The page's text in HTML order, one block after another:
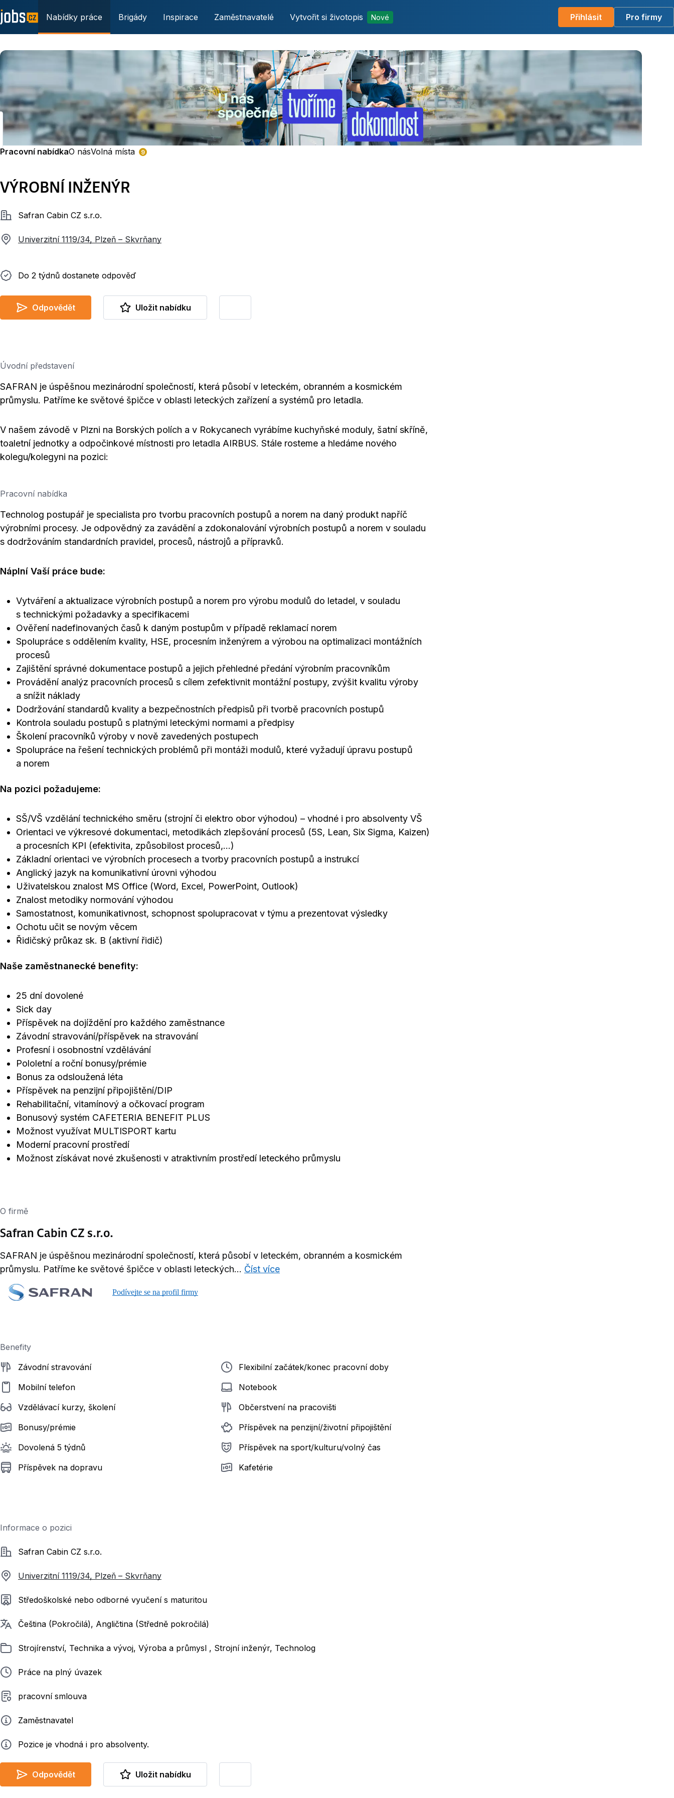
Nabídky práce Brigády Inspirace Zaměstnavatelé Vytvořit si životopis Nové Přihlásit Pro firmy
Pracovní nabídkaO násVolná místa 9
VÝROBNÍ INŽENÝR
SpolečnostSafran Cabin CZ s.r.o.
Univerzitní 1119/34, Plzeň – Skvrňany
Do 2 týdnů dostanete odpověď
Do 2 týdnů dostanete odpověď
Odpovědět Uložit nabídku
Úvodní představení
SAFRAN je úspěšnou mezinárodní společností, která působí v leteckém, obranném a kosmickém
průmyslu. Patříme ke světové špičce v oblasti leteckých zařízení a systémů pro letadla.
V našem závodě v Plzni na Borských polích a v Rokycanech vyrábíme kuchyňské moduly, šatní skříně,
toaletní jednotky a odpočinkové místnosti pro letadla AIRBUS. Stále rosteme a hledáme nového
kolegu/kolegyni na pozici:
Pracovní nabídka
Technolog postupář je specialista pro tvorbu pracovních postupů a norem na daný produkt napříč
výrobními procesy. Je odpovědný za zavádění a zdokonalování výrobních postupů a norem v souladu
s dodržováním standardních pravidel, procesů, nástrojů a přípravků.
Náplní Vaší práce bude:
Vytváření a aktualizace výrobních postupů a norem pro výrobu modulů do letadel, v souladu
s technickými požadavky a specifikacemi
Ověření nadefinovaných časů k daným postupům v případě reklamací norem
Spolupráce s oddělením kvality, HSE, procesním inženýrem a výrobou na optimalizaci montážních
procesů
Zajištění správné dokumentace postupů a jejich přehledné předání výrobním pracovníkům
Provádění analýz pracovních procesů s cílem zefektivnit montážní postupy, zvýšit kvalitu výroby
a snížit náklady
Dodržování standardů kvality a bezpečnostních předpisů při tvorbě pracovních postupů
Kontrola souladu postupů s platnými leteckými normami a předpisy
Školení pracovníků výroby v nově zavedených postupech
Spolupráce na řešení technických problémů při montáži modulů, které vyžadují úpravu postupů
a norem
Na pozici požadujeme:
SŠ/VŠ vzdělání technického směru (strojní či elektro obor výhodou) – vhodné i pro absolventy VŠ
Orientaci ve výkresové dokumentaci, metodikách zlepšování procesů (5S, Lean, Six Sigma, Kaizen)
a procesních KPI (efektivita, způsobilost procesů,...)
Základní orientaci ve výrobních procesech a tvorby pracovních postupů a instrukcí
Anglický jazyk na komunikativní úrovni výhodou
Uživatelskou znalost MS Office (Word, Excel, PowerPoint, Outlook)
Znalost metodiky normování výhodou
Samostatnost, komunikativnost, schopnost spolupracovat v týmu a prezentovat výsledky
Ochotu učit se novým věcem
Řidičský průkaz sk. B (aktivní řidič)
Naše zaměstnanecké benefity:
25 dní dovolené
Sick day
Příspěvek na dojíždění pro každého zaměstnance
Závodní stravování/příspěvek na stravování
Profesní i osobnostní vzdělávání
Pololetní a roční bonusy/prémie
Bonus za odsloužená léta
Příspěvek na penzijní připojištění/DIP
Rehabilitační, vitamínový a očkovací program
Bonusový systém CAFETERIA BENEFIT PLUS
Možnost využívat MULTISPORT kartu
Moderní pracovní prostředí
Možnost získávat nové zkušenosti v atraktivním prostředí leteckého průmyslu
O firmě
Safran Cabin CZ s.r.o.
SAFRAN je úspěšnou mezinárodní společností, která působí v leteckém, obranném a kosmickém
průmyslu. Patříme ke světové špičce v oblasti leteckých... Číst více
Podívejte se na profil firmy
Benefity
Závodní stravování
Mobilní telefon
Vzdělávací kurzy, školení
Bonusy/prémie
Dovolená 5 týdnů
Příspěvek na dopravu
Flexibilní začátek/konec pracovní doby
Notebook
Občerstvení na pracovišti
Příspěvek na penzijní/životní připojištění
Příspěvek na sport/kulturu/volný čas
Kafetérie
Informace o pozici
SpolečnostSafran Cabin CZ s.r.o.
Univerzitní 1119/34, Plzeň – Skvrňany
Požadované vzdělání
Středoškolské nebo odborné vyučení s maturitou
Požadované jazyky
Čeština (Pokročilá), Angličtina (Středně pokročilá)
ZařazenoStrojírenství, Technika a vývoj, Výroba a průmysl , Strojní inženýr, Technolog
Typ pracovního poměru
Práce na plný úvazek
Typ smluvního vztahu
pracovní smlouva
ZadavatelZaměstnavatel
Info Pozice je vhodná i pro absolventy.
Odpovědět Uložit nabídku